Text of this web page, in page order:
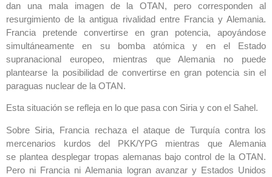
dan una mala imagen de ‎la OTAN, pero corresponden al
resurgimiento de la antigua rivalidad entre Francia y Alemania.
‎Francia pretende convertirse en gran potencia, apoyándose
simultáneamente en su bomba ‎atómica y en el Estado
supranacional europeo, mientras que Alemania no puede
plantearse la ‎posibilidad de convertirse en gran potencia sin el
paraguas nuclear de la OTAN.‎
Esta situación se refleja en lo que pasa con Siria y con el Sahel. ‎
Sobre Siria, Francia rechaza el ataque de Turquía contra los
mercenarios kurdos del PKK/YPG ‎mientras que Alemania
se plantea desplegar tropas alemanas bajo control de la OTAN.
Pero ‎ni Francia ni Alemania logran avanzar y Estados Unidos